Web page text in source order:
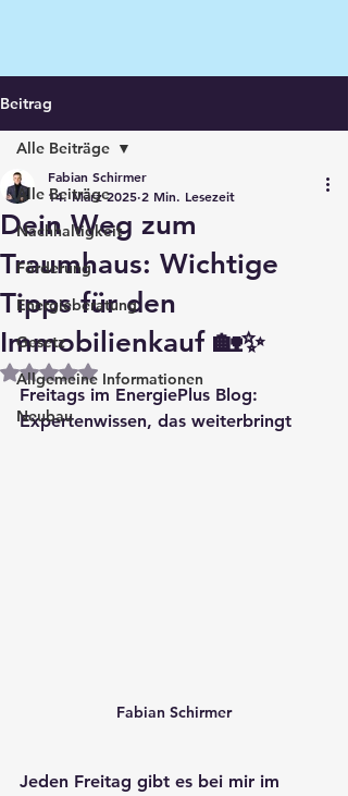
Beitrag
Alle Beiträge
Nachhaltigkeit
Förderung
Energieberatung
Gesetz
Allgemeine Informationen
Neubau
Alle Beiträge
Dein Weg zum
Traumhaus: Wichtige
Tipps für den
Immobilienkauf 🏡✨
Fabian Schirmer
14. März 2025 2 Min. Lesezeit
Mit NaN von 5 Sternen bewertet.
Freitags im EnergiePlus Blog:
Expertenwissen, das weiterbringt
Fabian Schirmer
Jeden Freitag gibt es bei mir im